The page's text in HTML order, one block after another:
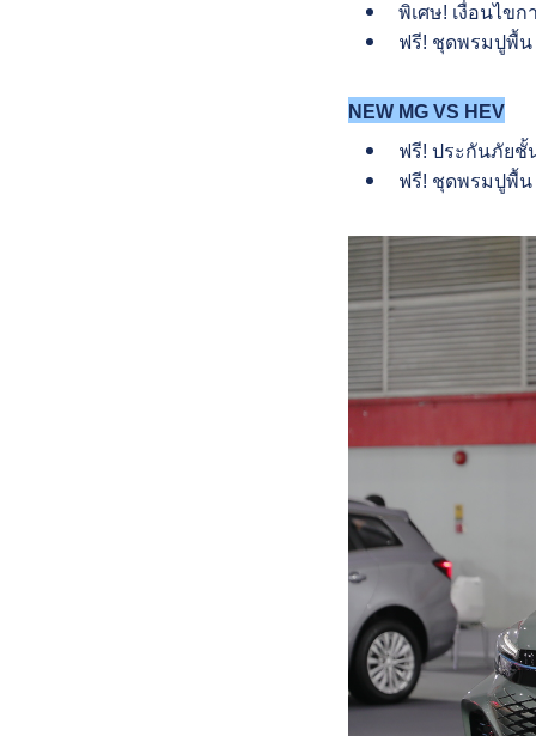
พิเศษ! เงื่อนไข
ฟรี! ชุดพรมปูพื้น
NEW MG VS HEV
ฟรี! ประกันภัยชั้
ฟรี! ชุดพรมปูพื้น